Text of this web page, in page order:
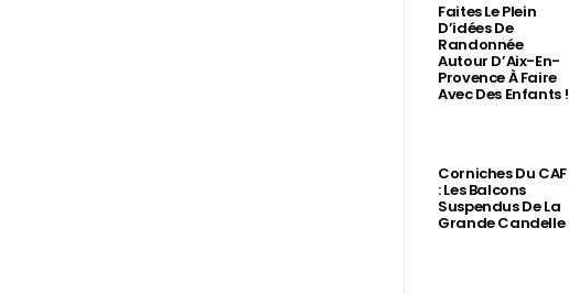
Faites Le Plein
D’idées De
Randonnée
Autour D’Aix-En-
Provence À Faire
Avec Des Enfants !
Corniches Du CAF
: Les Balcons
Suspendus De La
Grande Candelle